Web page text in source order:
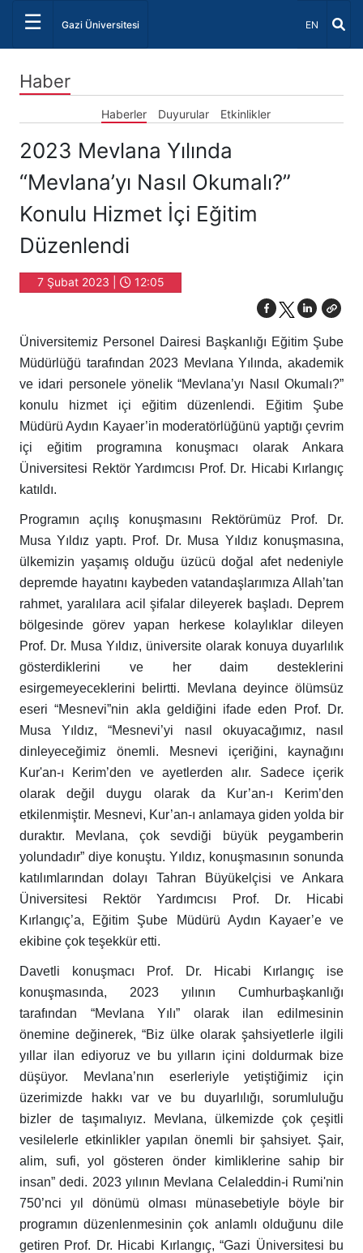
☰ Gazi Üniversitesi Dil Seçiniz
EN
Haber
Haberler Duyurular Etkinlikler
2023 Mevlana Yılında
“Mevlana’yı Nasıl Okumalı?”
Konulu Hizmet İçi Eğitim
Düzenlendi
7 Şubat 2023 | 12:05
Üniversitemiz Personel Dairesi Başkanlığı Eğitim Şube
Müdürlüğü tarafından 2023 Mevlana Yılında, akademik
ve idari personele yönelik “Mevlana’yı Nasıl Okumalı?”
konulu hizmet içi eğitim düzenlendi. Eğitim Şube
Müdürü Aydın Kayaer’in moderatörlüğünü yaptığı çevrim
içi eğitim programına konuşmacı olarak Ankara
Üniversitesi Rektör Yardımcısı Prof. Dr. Hicabi Kırlangıç
katıldı.
Programın açılış konuşmasını Rektörümüz Prof. Dr.
Musa Yıldız yaptı. Prof. Dr. Musa Yıldız konuşmasına,
ülkemizin yaşamış olduğu üzücü doğal afet nedeniyle
depremde hayatını kaybeden vatandaşlarımıza Allah’tan
rahmet, yaralılara acil şifalar dileyerek başladı. Deprem
bölgesinde görev yapan herkese kolaylıklar dileyen
Prof. Dr. Musa Yıldız, üniversite olarak konuya duyarlılık
gösterdiklerini ve her daim desteklerini
esirgemeyeceklerini belirtti. Mevlana deyince ölümsüz
eseri “Mesnevi”nin akla geldiğini ifade eden Prof. Dr.
Musa Yıldız, “Mesnevi’yi nasıl okuyacağımız, nasıl
dinleyeceğimiz önemli. Mesnevi içeriğini, kaynağını
Kur'an-ı Kerim’den ve ayetlerden alır. Sadece içerik
olarak değil duygu olarak da Kur’an-ı Kerim’den
etkilenmiştir. Mesnevi, Kur’an-ı anlamaya giden yolda bir
duraktır. Mevlana, çok sevdiği büyük peygamberin
yolundadır” diye konuştu. Yıldız, konuşmasının sonunda
katılımlarından dolayı Tahran Büyükelçisi ve Ankara
Üniversitesi Rektör Yardımcısı Prof. Dr. Hicabi
Kırlangıç’a, Eğitim Şube Müdürü Aydın Kayaer’e ve
ekibine çok teşekkür etti.
Davetli konuşmacı Prof. Dr. Hicabi Kırlangıç ise
konuşmasında, 2023 yılının Cumhurbaşkanlığı
tarafından “Mevlana Yılı” olarak ilan edilmesinin
önemine değinerek, “Biz ülke olarak şahsiyetlerle ilgili
yıllar ilan ediyoruz ve bu yılların içini doldurmak bize
düşüyor. Mevlana’nın eserleriyle yetiştiğimiz için
üzerimizde hakkı var ve bu duyarlılığı, sorumluluğu
bizler de taşımalıyız. Mevlana, ülkemizde çok çeşitli
vesilelerle etkinlikler yapılan önemli bir şahsiyet. Şair,
alim, sufi, yol gösteren önder kimliklerine sahip bir
insan” dedi. 2023 yılının Mevlana Celaleddin-i Rumi'nin
750’nci yıl dönümü olması münasebetiyle böyle bir
programın düzenlenmesinin çok anlamlı olduğunu dile
getiren Prof. Dr. Hicabi Kırlangıç, “Gazi Üniversitesi bu